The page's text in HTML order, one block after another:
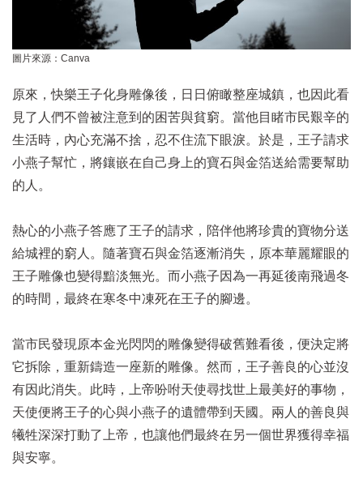
圖片來源：Canva
原來，快樂王子化身雕像後，日日俯瞰整座城鎮，也因此看
見了人們不曾被注意到的困苦與貧窮。當他目睹市民艱辛的
生活時，內心充滿不捨，忍不住流下眼淚。於是，王子請求
小燕子幫忙，將鑲嵌在自己身上的寶石與金箔送給需要幫助
的人。
熱心的小燕子答應了王子的請求，陪伴他將珍貴的寶物分送
給城裡的窮人。隨著寶石與金箔逐漸消失，原本華麗耀眼的
王子雕像也變得黯淡無光。而小燕子因為一再延後南飛過冬
的時間，最終在寒冬中凍死在王子的腳邊。
當市民發現原本金光閃閃的雕像變得破舊難看後，便決定將
它拆除，重新鑄造一座新的雕像。然而，王子善良的心並沒
有因此消失。此時，上帝吩咐天使尋找世上最美好的事物，
天使便將王子的心與小燕子的遺體帶到天國。兩人的善良與
犧牲深深打動了上帝，也讓他們最終在另一個世界獲得幸福
與安寧。